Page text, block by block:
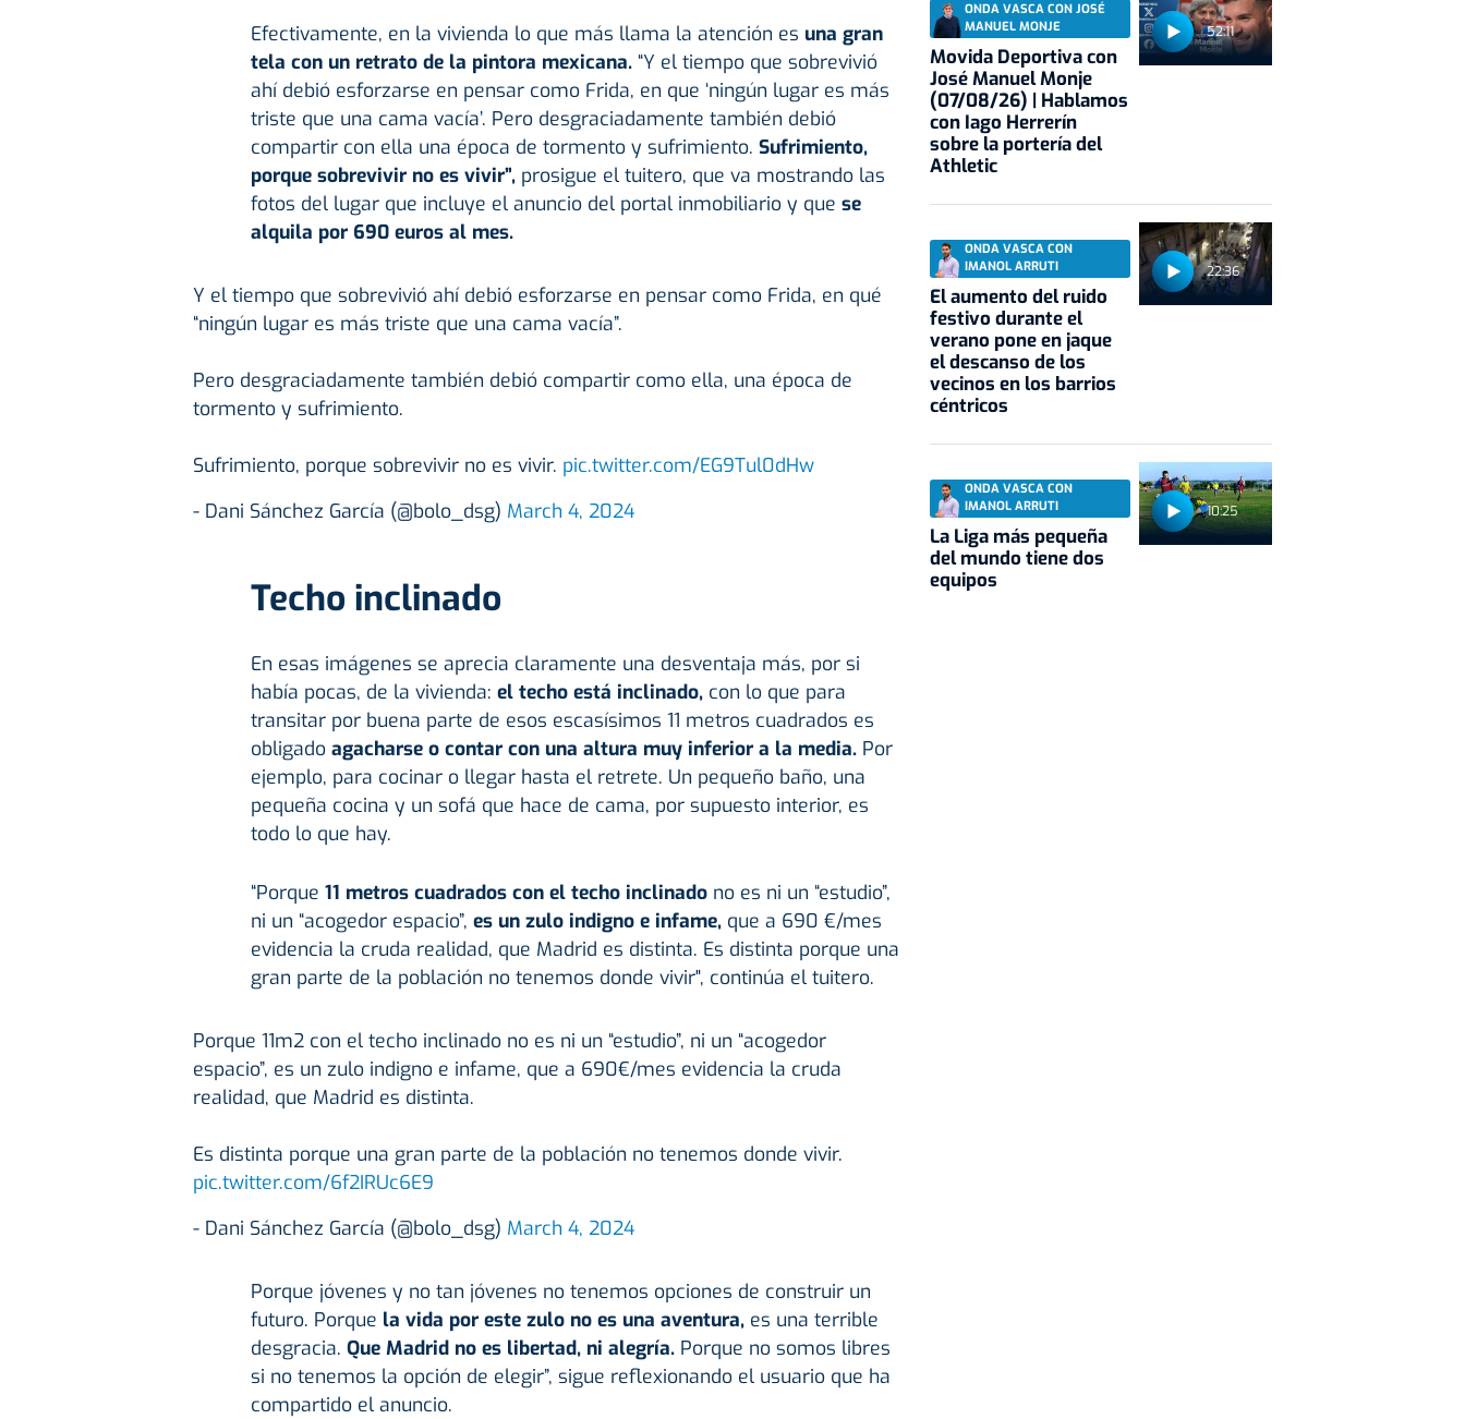
Efectivamente, en la vivienda lo que más llama la atención es una gran
tela con un retrato de la pintora mexicana.“Y el tiempo que sobrevivió
ahí debió esforzarse en pensar como Frida, en que ‘ningún lugar es más
triste que una cama vacía’. Pero desgraciadamente también debió
compartir con ella una época de tormento y sufrimiento. Sufrimiento,
porque sobrevivir no es vivir”,prosigue el tuitero, que va mostrando las
fotos del lugar que incluye el anuncio del portal inmobiliario y que se
alquila por 690 euros al mes.
Y el tiempo que sobrevivió ahí debió esforzarse en pensar como Frida, en qué
“ningún lugar es más triste que una cama vacía”.
Pero desgraciadamente también debió compartir como ella, una época de
tormento y sufrimiento.
Sufrimiento, porque sobrevivir no es vivir. pic.twitter.com/EG9Tul0dHw
- Dani Sánchez García (@bolo_dsg) March 4, 2024
Techo inclinado
En esas imágenes se aprecia claramente una desventaja más, por si
había pocas, de la vivienda: el techo está inclinado, con lo que para
transitar por buena parte de esos escasísimos 11 metros cuadrados es
obligado agacharse o contar con una altura muy inferior a la media.Por
ejemplo, para cocinar o llegar hasta el retrete. Un pequeño baño, una
pequeña cocina y un sofá que hace de cama, por supuesto interior, es
todo lo que hay.
“Porque 11 metros cuadrados con el techo inclinadono es ni un “estudio”,
ni un “acogedor espacio”, es un zulo indigno e infame,que a 690 €/mes
evidencia la cruda realidad, que Madrid es distinta. Es distinta porque una
gran parte de la población no tenemos donde vivir", continúa el tuitero.
Porque 11m2 con el techo inclinado no es ni un “estudio”, ni un “acogedor
espacio”, es un zulo indigno e infame, que a 690€/mes evidencia la cruda
realidad, que Madrid es distinta.
Es distinta porque una gran parte de la población no tenemos donde vivir.
pic.twitter.com/6f2IRUc6E9
- Dani Sánchez García (@bolo_dsg) March 4, 2024
Porque jóvenes y no tan jóvenes no tenemos opciones de construir un
futuro. Porque la vida por este zulo no es una aventura, es una terrible
desgracia. Que Madrid no es libertad, ni alegría.Porque no somos libres
si no tenemos la opción de elegir”, sigue reflexionando el usuario que ha
compartido el anuncio.
52:11
ONDA VASCA CON JOSÉ
MANUEL MONJE
Movida Deportiva con
José Manuel Monje
(07/08/26) | Hablamos
con Iago Herrerín
sobre la portería del
Athletic
22:36
ONDA VASCA CON
IMANOL ARRUTI
El aumento del ruido
festivo durante el
verano pone en jaque
el descanso de los
vecinos en los barrios
céntricos
10:25
ONDA VASCA CON
IMANOL ARRUTI
La Liga más pequeña
del mundo tiene dos
equipos